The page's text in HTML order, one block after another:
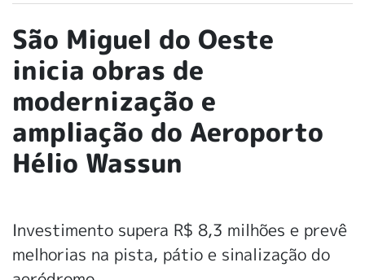
São Miguel do Oeste
inicia obras de
modernização e
ampliação do Aeroporto
Hélio Wassun
Investimento supera R$ 8,3 milhões e prevê
melhorias na pista, pátio e sinalização do